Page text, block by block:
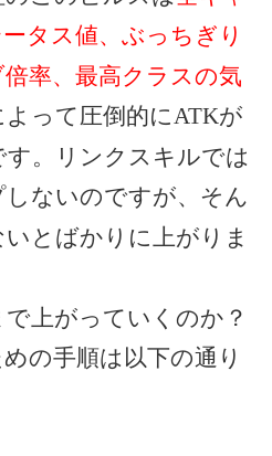
タス値、ぶっちぎり
率、最高クラスの気
よって圧倒的にATKが
。リンクスキルでは
ないのですが、そん
とばかりに上がりま
上がっていくのか？
の手順は以下の通り